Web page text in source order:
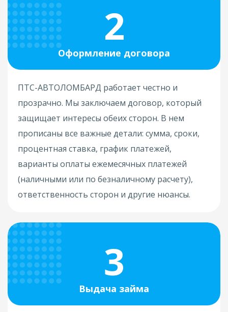
2
Оформление договора
ПТС-АВТОЛОМБАРД работает честно и
прозрачно. Мы заключаем договор, который
защищает интересы обеих сторон. В нем
прописаны все важные детали: сумма, сроки,
процентная ставка, график платежей,
варианты оплаты ежемесячных платежей
(наличными или по безналичному расчету),
ответственность сторон и другие нюансы.
3
Выдача займа